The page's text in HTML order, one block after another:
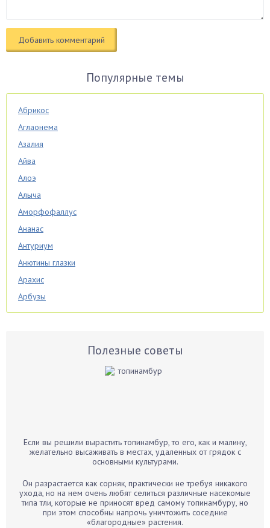
Популярные темы
Абрикос
Аглаонема
Азалия
Айва
Алоэ
Алыча
Аморфофаллус
Ананас
Антуриум
Анютины глазки
Арахис
Арбузы
Аспарагус
Бархатцы
Белые грибы
Бирючина
Бобовые
Полезные советы
Если вы решили вырастить топинамбур, то его, как и малину,
желательно высаживать в местах, удаленных от грядок с
основными культурами.
Он разрастается как сорняк, практически не требуя никакого
ухода, но на нем очень любят селиться различные насекомые
типа тли, которые не приносят вред самому топинамбуру, но
при этом способны напрочь уничтожить соседние
«благородные» растения.